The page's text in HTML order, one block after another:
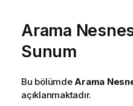
Arama
Sunum
Bu bölümdeArama
açıklanmaktadır.